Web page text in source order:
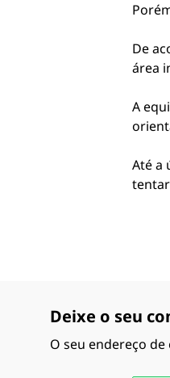
De
área
A
Até a
Deixe o seu
O seu endereço